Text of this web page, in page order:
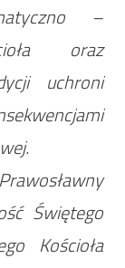
–
oraz
uchroni
Świętego
Kościoła